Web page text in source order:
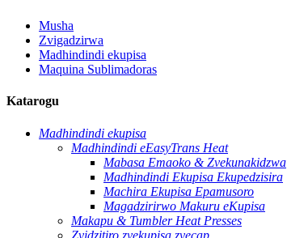
Musha
Zvigadzirwa
Madhindindi ekupisa
Maquina Sublimadoras
Katarogu
Madhindindi ekupisa
Madhindindi eEasyTrans Heat
Mabasa Emaoko & Zvekunakidzwa
Madhindindi Ekupisa Ekupedzisira
Machira Ekupisa Epamusoro
Magadzirirwo Makuru eKupisa
Makapu & Tumbler Heat Presses
Zvidzitiro zvekupisa zvecap